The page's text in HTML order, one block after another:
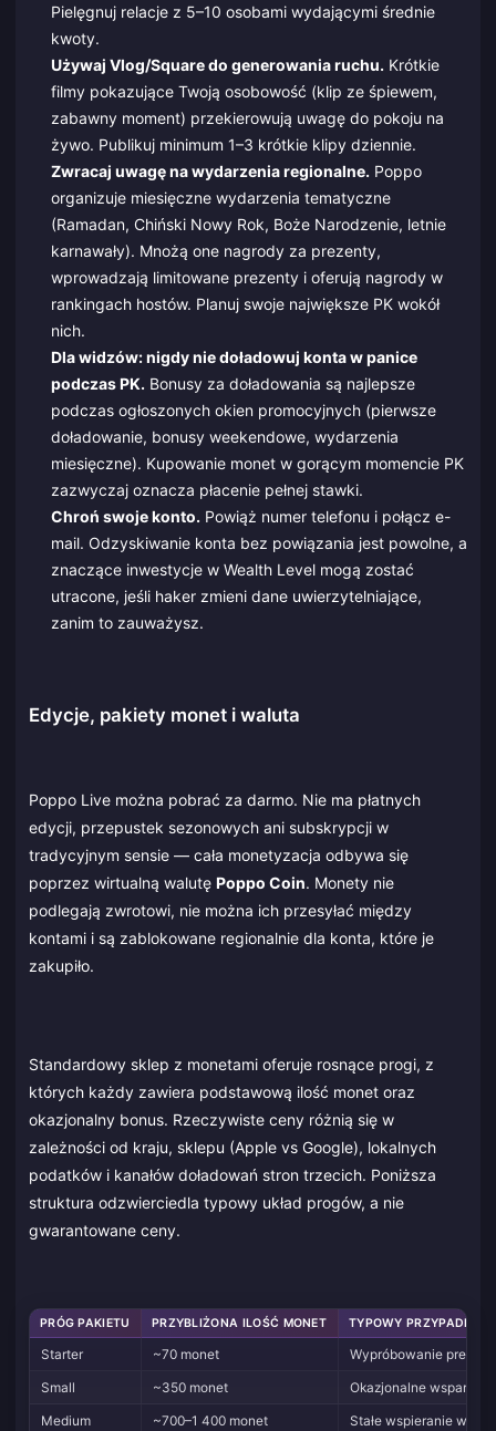
Pielęgnuj relacje z 5–10 osobami wydającymi średnie
kwoty.
Używaj Vlog/Square do generowania ruchu. Krótkie
filmy pokazujące Twoją osobowość (klip ze śpiewem,
zabawny moment) przekierowują uwagę do pokoju na
żywo. Publikuj minimum 1–3 krótkie klipy dziennie.
Zwracaj uwagę na wydarzenia regionalne. Poppo
organizuje miesięczne wydarzenia tematyczne
(Ramadan, Chiński Nowy Rok, Boże Narodzenie, letnie
karnawały). Mnożą one nagrody za prezenty,
wprowadzają limitowane prezenty i oferują nagrody w
rankingach hostów. Planuj swoje największe PK wokół
nich.
Dla widzów: nigdy nie doładowuj konta w panice
podczas PK. Bonusy za doładowania są najlepsze
podczas ogłoszonych okien promocyjnych (pierwsze
doładowanie, bonusy weekendowe, wydarzenia
miesięczne). Kupowanie monet w gorącym momencie PK
zazwyczaj oznacza płacenie pełnej stawki.
Chroń swoje konto. Powiąż numer telefonu i połącz e-
mail. Odzyskiwanie konta bez powiązania jest powolne, a
znaczące inwestycje w Wealth Level mogą zostać
utracone, jeśli haker zmieni dane uwierzytelniające,
zanim to zauważysz.
Edycje, pakiety monet i waluta
Poppo Live można pobrać za darmo. Nie ma płatnych
edycji, przepustek sezonowych ani subskrypcji w
tradycyjnym sensie — cała monetyzacja odbywa się
poprzez wirtualną walutę Poppo Coin. Monety nie
podlegają zwrotowi, nie można ich przesyłać między
kontami i są zablokowane regionalnie dla konta, które je
zakupiło.
Standardowy sklep z monetami oferuje rosnące progi, z
których każdy zawiera podstawową ilość monet oraz
okazjonalny bonus. Rzeczywiste ceny różnią się w
zależności od kraju, sklepu (Apple vs Google), lokalnych
podatków i kanałów doładowań stron trzecich. Poniższa
struktura odzwierciedla typowy układ progów, a nie
gwarantowane ceny.
PRÓG PAKIETU PRZYBLIŻONA ILOŚĆ MONET TYPOWY PRZYPADEK
Starter ~70 monet
Wypróbowanie
Small
~350 monet
Okazjonalne
Medium
~700–1 400 monet
Stałe wspieranie w